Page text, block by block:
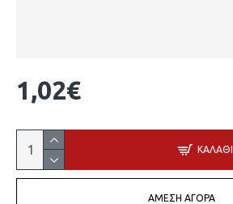
1,02€
ΚΑΛΆΘΙ
ΆΜΕΣΗ ΑΓΟΡΆ